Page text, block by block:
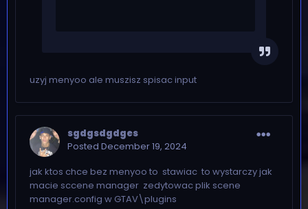
uzyj menyoo ale muszisz spisac input
sgdgsdgdges
Posted December 19, 2024
jak ktos chce bez menyoo to stawiac to wystarczy jak
macie sccene manager zedytowac plik scene
manager.config w GTAV\plugins